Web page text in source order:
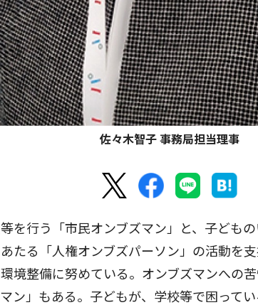
佐々木智子 事務局担当理事
を行う「市民オンブズマン」と、子ども
たる「人権オンブズパーソン」の活動を
境整備に努めている。オンブズマンへの
ン」もある。子どもが、学校等で困って